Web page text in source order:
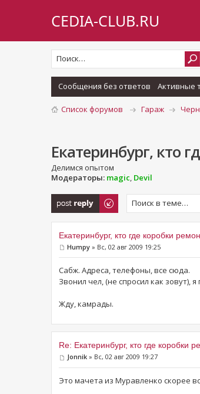
CEDIA-CLUB.RU
Сообщения без ответов Активные
Список форумов Гараж
Екатеринбург, кто
Делимся опытом
Модераторы: magic, Devil
Ответить
Екатеринбург, кто где коробки
Humpy » Вс, 02 авг 2009 19:25
Сабж. Адреса, телефоны, все сюда.
Звонил чел, (не спросил как зовут),
Жду, камрады.
Re: Екатеринбург, кто где коробки
Jonnik » Вс, 02 авг 2009 19:27
Это мачета из Муравленко скорее